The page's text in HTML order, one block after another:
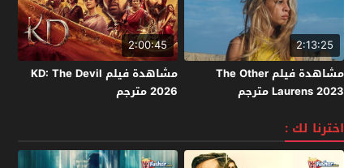
2:13:25
مشاهدة فيلم The Other
Laurens 2023 مترجم
2:00:45
مشاهدة فيلم KD: The Devil
2026 مترجم
اخترنا لك :